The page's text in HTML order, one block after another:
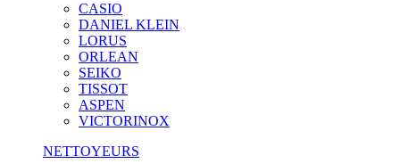
CASIO
DANIEL KLEIN
LORUS
ORLEAN
SEIKO
TISSOT
ASPEN
VICTORINOX
NETTOYEURS